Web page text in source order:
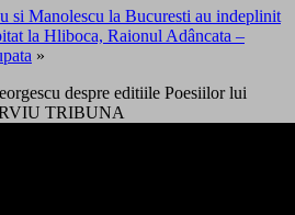
si Manolescu la Bucuresti au indeplinit
la Hliboca, Raionul Adâncata –
»
despre editiile Poesiilor lui
TRIBUNA